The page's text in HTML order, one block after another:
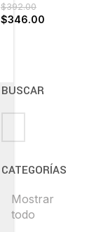
$392.00
$346.00
BUSCAR
CATEGORÍAS
Mostrar
todo